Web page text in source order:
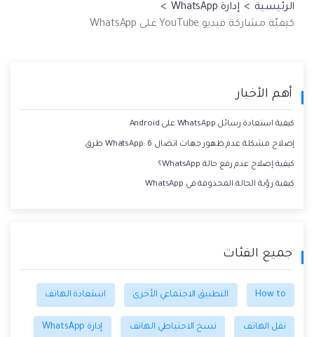
الرئيسية > إدارة WhatsApp
>
كيفيّة مشاركة فيديو YouTube على WhatsApp
أهم الأخبار
كيفية استعادة رسائل WhatsApp على Android
إصلاح مشكلة عدم ظهور جهات اتصال WhatsApp: 6 طرق
كيفية إصلاح عدم رفع حالة WhatsApp؟
كيفية رؤية الحالة المحذوفة في WhatsApp
جميع الفئات
How to التطبيق الاجتماعي الأخرى استعادة الهاتف
نقل الهاتف نسخ الاحتياطي الهاتف إدارة WhatsApp